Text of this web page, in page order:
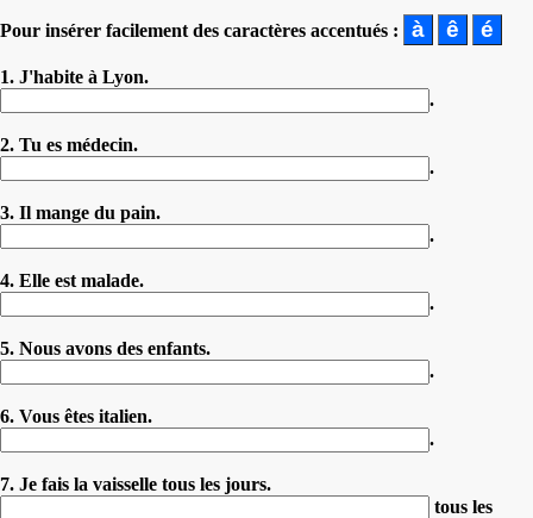
Pour insérer facilement des caractères accentués :
1. J'habite à Lyon.
.
2. Tu es médecin.
.
3. Il mange du pain.
.
4. Elle est malade.
.
5. Nous avons des enfants.
.
6. Vous êtes italien.
.
7. Je fais la vaisselle tous les jours.
tous les